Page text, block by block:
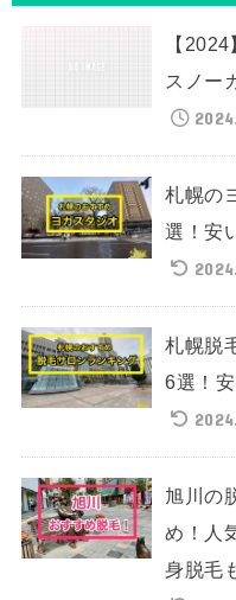
【
スノー
札幌の
選！安
札幌脱
6選！
旭川の
め！人
身脱毛